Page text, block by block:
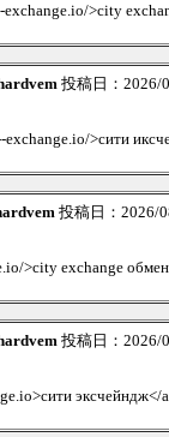
>city
投稿日：2026/
>сити
投稿日：2026/
>city exchange
投稿日：2026/
эксчейндж</